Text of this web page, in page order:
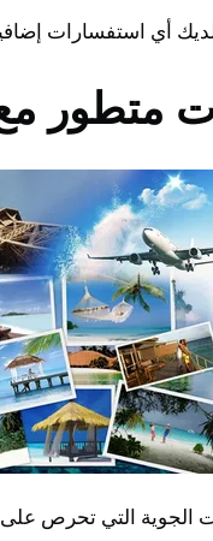
لديك أي استفسارات
مع
الجوية التي تحرص